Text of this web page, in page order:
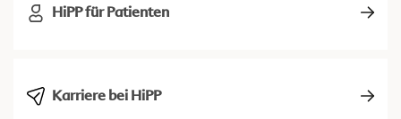
HiPP für Patienten
Karriere bei HiPP